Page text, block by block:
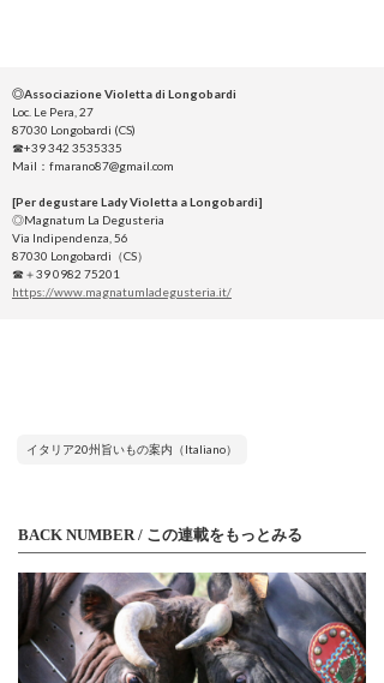
◎Associazione Violetta di Longobardi
Loc. Le Pera, 27
87030 Longobardi (CS)
☎+39 342 3535335
Mail：fmarano87@gmail.com
[Per degustare Lady Violetta a Longobardi]
◎Magnatum La Degusteria
Via Indipendenza, 56
87030 Longobardi（CS）
☎＋39 0982 75201
https://www.magnatumladegusteria.it/
イタリア20州旨いもの案内（Italiano）
BACK NUMBER / この連載をもっとみる